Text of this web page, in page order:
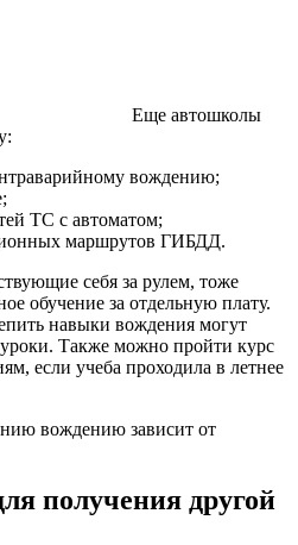
Еще автошколы
вождению;
ТС с автоматом;
маршрутов ГИБДД.
себя за рулем, тоже
обучение за отдельную плату.
навыки вождения могут
Также можно пройти курс
если учеба проходила в летнее
вождению зависит от
получения другой